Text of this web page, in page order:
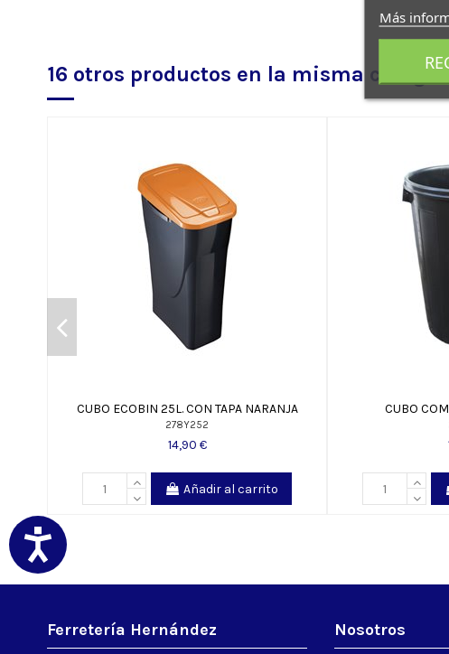
16 otros productos en la misma
CUBO ECOBIN 25L. CON TAPA NARANJA
278Y252
14,90 €
Añadir al carrito
CUBO
Ferretería Hernández Nosotros
Más